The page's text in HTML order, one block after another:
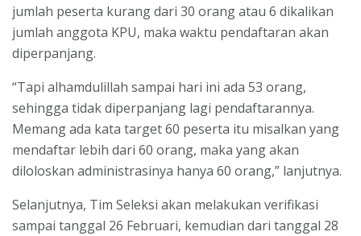
jumlah peserta kurang dari 30 orang atau 6 dikalikan
jumlah anggota KPU, maka waktu pendaftaran akan
diperpanjang.
“Tapi alhamdulillah sampai hari ini ada 53 orang,
sehingga tidak diperpanjang lagi pendaftarannya.
Memang ada kata target 60 peserta itu misalkan yang
mendaftar lebih dari 60 orang, maka yang akan
diloloskan administrasinya hanya 60 orang,” lanjutnya.
Selanjutnya, Tim Seleksi akan melakukan verifikasi
sampai tanggal 26 Februari, kemudian dari tanggal 28